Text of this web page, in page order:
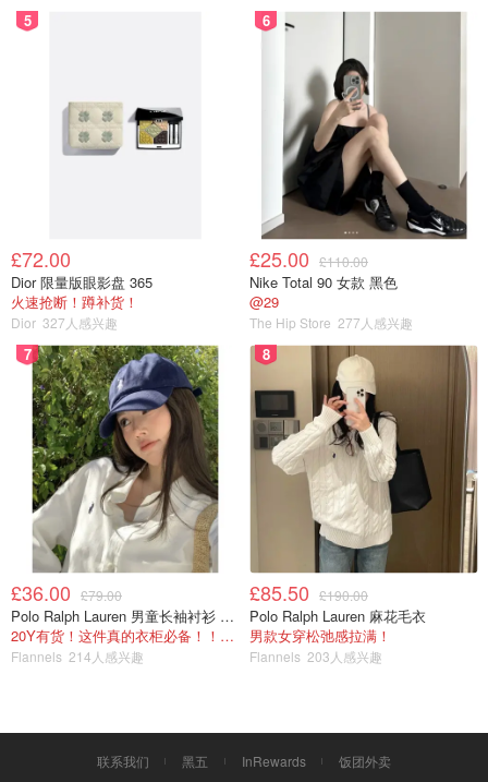
5
£72.00
Dior 限量版眼影盘 365
火速抢断！蹲补货！
Dior 327人感兴趣
6
£25.00 £110.00
Nike Total 90 女款 黑色
@29
The Hip Store 277人感兴趣
7
£36.00 £79.00
Polo Ralph Lauren 男童长袖衬衫 Oxford
20Y有货！这件真的衣柜必备！！@蜜子不爱吃
Flannels 214人感兴趣
8
£85.50 £190.00
Polo Ralph Lauren 麻花毛衣
男款女穿松弛感拉满！
Flannels 203人感兴趣
联系我们 黑五 InRewards
饭团外卖